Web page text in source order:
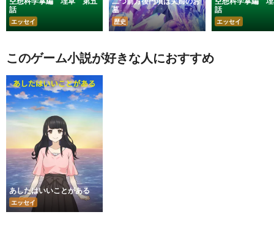
話
エッセイ
墓
歴史
話
エッセイ
このゲーム小説が好きな人におすすめ
あしたはいいことがある
エッセイ